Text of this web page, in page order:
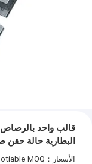
البطارية حالة
الأسعار：negotiable MOQ：مجموعة موك 1